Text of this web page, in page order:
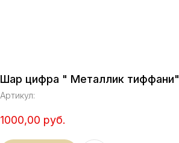
Шар цифра " Металлик тиффани"
Артикул:
1000,00 руб.